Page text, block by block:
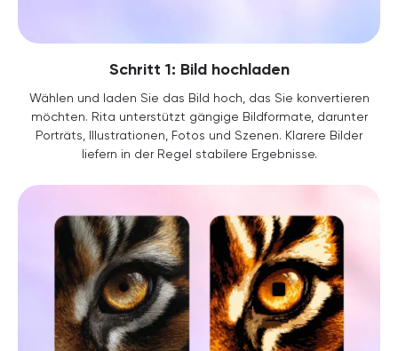
Schritt 1: Bild hochladen
Wählen und laden Sie das Bild hoch, das Sie konvertieren
möchten. Rita unterstützt gängige Bildformate, darunter
Porträts, Illustrationen, Fotos und Szenen. Klarere Bilder
liefern in der Regel stabilere Ergebnisse.